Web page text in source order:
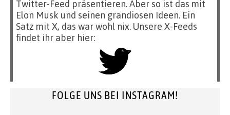
Twitter-Feed präsentieren. Aber so ist das mit
Elon Musk und seinen grandiosen Ideen. Ein
Satz mit X, das war wohl nix. Unsere X-Feeds
findet ihr aber hier:
FOLGE UNS BEI INSTAGRAM!